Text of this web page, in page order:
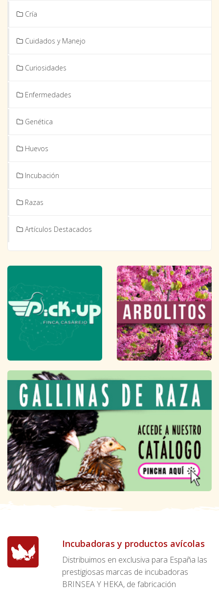
Cría
Cuidados y Manejo
Curiosidades
Enfermedades
Genética
Huevos
Incubación
Razas
Artículos Destacados
Incubadoras y productos avícolas
Distribuimos en exclusiva para España las
prestigiosas marcas de incubadoras
BRINSEA Y HEKA, de fabricación